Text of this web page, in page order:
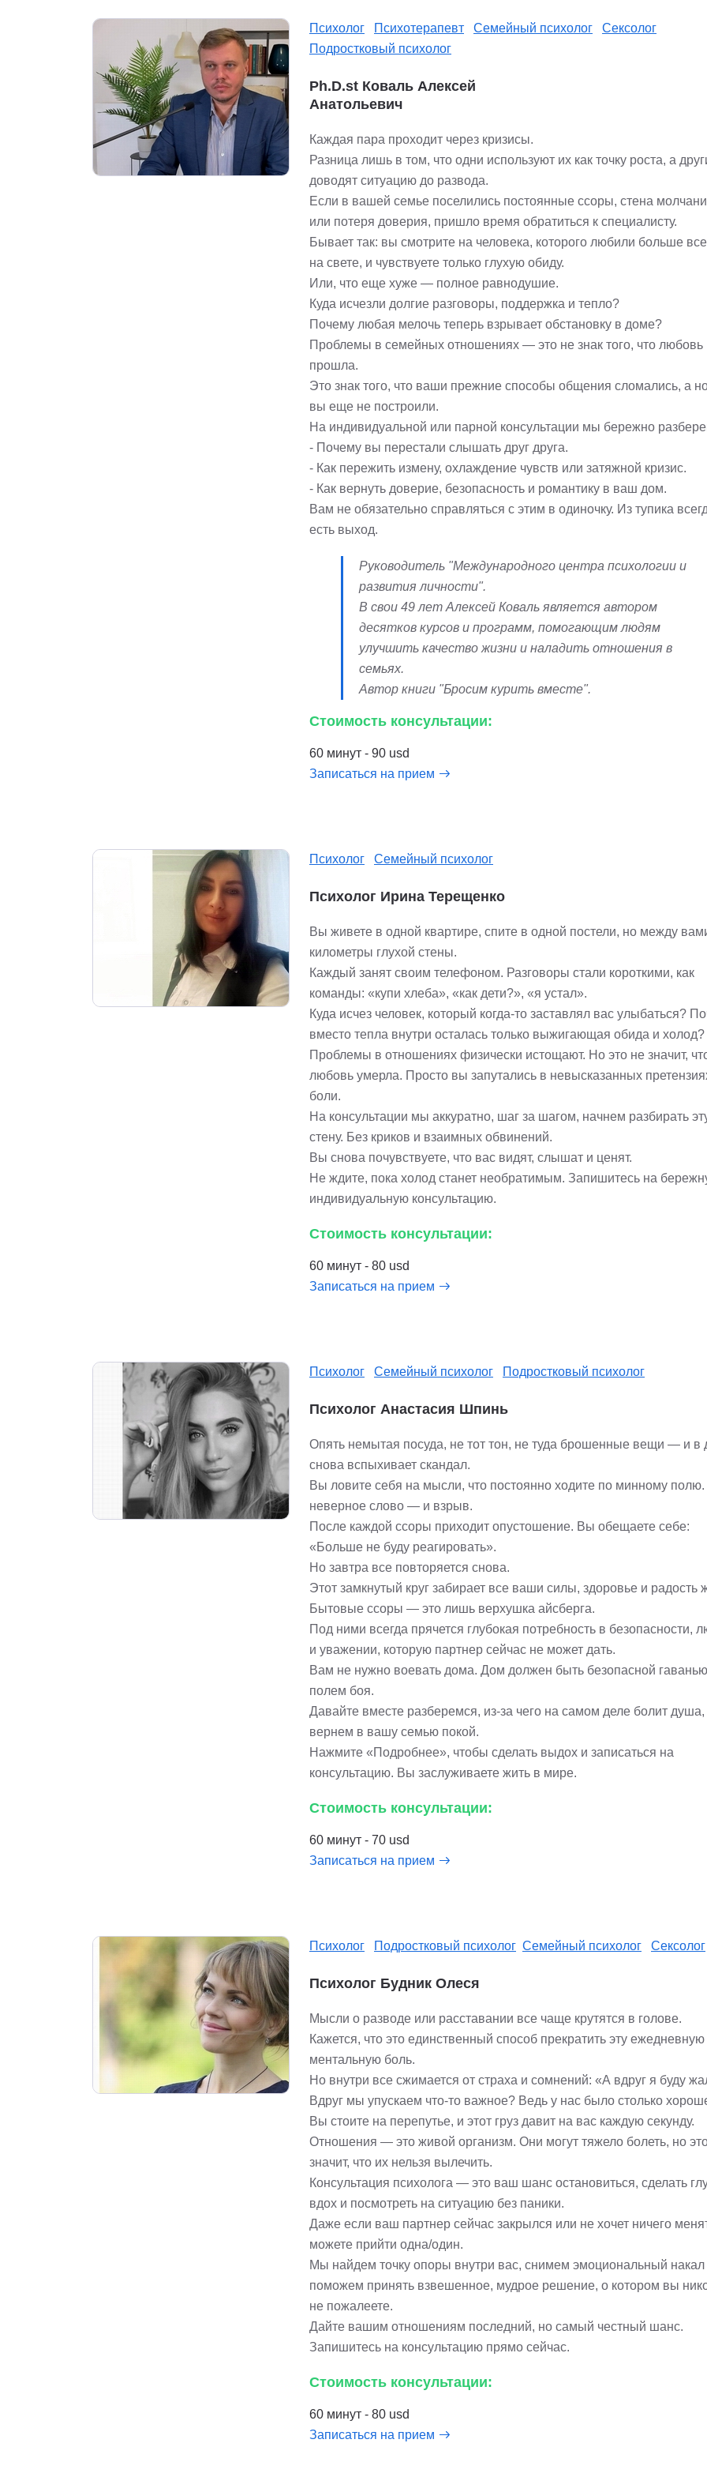
Психолог Психотерапевт Семейный психолог
Сексолог
Подростковый психолог
Ph.D.st Коваль Алексей
Анатольевич
Каждая пара проходит через кризисы.
Разница лишь в том, что одни используют их как точку роста, а
доводят ситуацию до развода.
Если в вашей семье поселились постоянные ссоры, стена
или потеря доверия, пришло время обратиться к специалисту.
Бывает так: вы смотрите на человека, которого любили больше
на свете, и чувствуете только глухую обиду.
Или, что еще хуже — полное равнодушие.
Куда исчезли долгие разговоры, поддержка и тепло?
Почему любая мелочь теперь взрывает обстановку в доме?
Проблемы в семейных отношениях — это не знак того, что любовь
прошла.
Это знак того, что ваши прежние способы общения сломались, а
вы еще не построили.
На индивидуальной или парной консультации мы бережно
- Почему вы перестали слышать друг друга.
- Как пережить измену, охлаждение чувств или затяжной кризис.
- Как вернуть доверие, безопасность и романтику в ваш дом.
Вам не обязательно справляться с этим в одиночку. Из тупика
есть выход.
Руководитель "Международного центра психологии и
развития личности".
В свои 49 лет Алексей Коваль является автором
десятков курсов и программ, помогающим людям
улучшить качество жизни и наладить отношения в
семьях.
Автор книги "Бросим курить вместе".
Стоимость консультации:
60 минут - 90 usd
Записаться на прием
Психолог Семейный психолог
Психолог Ирина Терещенко
Вы живете в одной квартире, спите в одной постели, но между
километры глухой стены.
Каждый занят своим телефоном. Разговоры стали короткими, как
команды: «купи хлеба», «как дети?», «я устал».
Куда исчез человек, который когда-то заставлял вас улыбаться?
вместо тепла внутри осталась только выжигающая обида и холод?
Проблемы в отношениях физически истощают. Но это не значит,
любовь умерла. Просто вы запутались в невысказанных
боли.
На консультации мы аккуратно, шаг за шагом, начнем разбирать
стену. Без криков и взаимных обвинений.
Вы снова почувствуете, что вас видят, слышат и ценят.
Не ждите, пока холод станет необратимым. Запишитесь на
индивидуальную консультацию.
Стоимость консультации:
60 минут - 80 usd
Записаться на прием
Психолог Семейный психолог Подростковый психолог
Психолог Анастасия Шпинь
Опять немытая посуда, не тот тон, не туда брошенные вещи — и в
снова вспыхивает скандал.
Вы ловите себя на мысли, что постоянно ходите по минному
неверное слово — и взрыв.
После каждой ссоры приходит опустошение. Вы обещаете себе:
«Больше не буду реагировать».
Но завтра все повторяется снова.
Этот замкнутый круг забирает все ваши силы, здоровье и радость
Бытовые ссоры — это лишь верхушка айсберга.
Под ними всегда прячется глубокая потребность в безопасности,
и уважении, которую партнер сейчас не может дать.
Вам не нужно воевать дома. Дом должен быть безопасной
полем боя.
Давайте вместе разберемся, из-за чего на самом деле болит душа,
вернем в вашу семью покой.
Нажмите «Подробнее», чтобы сделать выдох и записаться на
консультацию. Вы заслуживаете жить в мире.
Стоимость консультации:
60 минут - 70 usd
Записаться на прием
Психолог Подростковый психолог Семейный психолог Сексолог
Психолог Будник Олеся
Мысли о разводе или расставании все чаще крутятся в голове.
Кажется, что это единственный способ прекратить эту ежедневную
ментальную боль.
Но внутри все сжимается от страха и сомнений: «А вдруг я буду
Вдруг мы упускаем что-то важное? Ведь у нас было столько
Вы стоите на перепутье, и этот груз давит на вас каждую секунду.
Отношения — это живой организм. Они могут тяжело болеть, но
значит, что их нельзя вылечить.
Консультация психолога — это ваш шанс остановиться, сделать
вдох и посмотреть на ситуацию без паники.
Даже если ваш партнер сейчас закрылся или не хочет ничего
можете прийти одна/один.
Мы найдем точку опоры внутри вас, снимем эмоциональный накал
поможем принять взвешенное, мудрое решение, о котором вы
не пожалеете.
Дайте вашим отношениям последний, но самый честный шанс.
Запишитесь на консультацию прямо сейчас.
Стоимость консультации:
60 минут - 80 usd
Записаться на прием